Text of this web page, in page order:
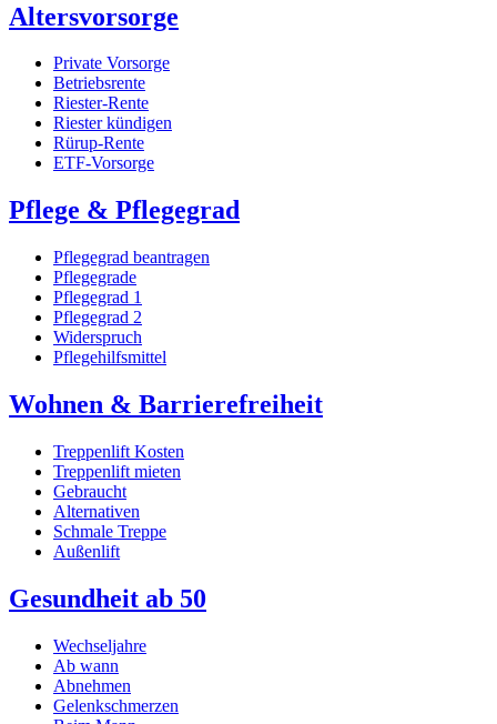
Altersvorsorge
Private Vorsorge
Betriebsrente
Riester-Rente
Riester kündigen
Rürup-Rente
ETF-Vorsorge
Pflege & Pflegegrad
Pflegegrad beantragen
Pflegegrade
Pflegegrad 1
Pflegegrad 2
Widerspruch
Pflegehilfsmittel
Wohnen & Barrierefreiheit
Treppenlift Kosten
Treppenlift mieten
Gebraucht
Alternativen
Schmale Treppe
Außenlift
Gesundheit ab 50
Wechseljahre
Ab wann
Abnehmen
Gelenkschmerzen